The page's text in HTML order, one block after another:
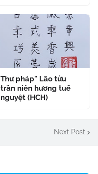
Thư pháp" Lão tửu
trần niên hương tuế
nguyệt (HCH)
Next Post